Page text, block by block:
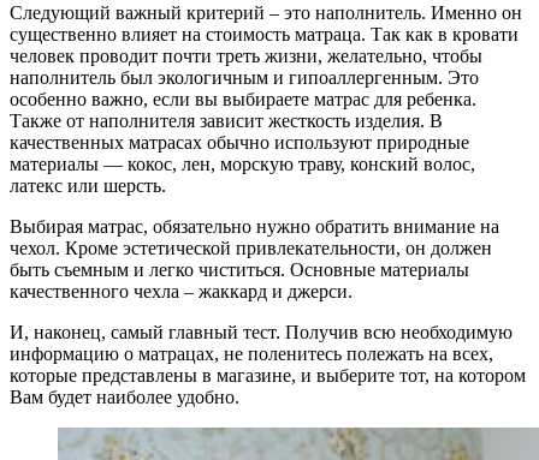
Следующий важный критерий – это наполнитель. Именно он
существенно влияет на стоимость матраца. Так как в кровати
человек проводит почти треть жизни, желательно, чтобы
наполнитель был экологичным и гипоаллергенным. Это
особенно важно, если вы выбираете матрас для ребенка.
Также от наполнителя зависит жесткость изделия. В
качественных матрасах обычно используют природные
материалы — кокос, лен, морскую траву, конский волос,
латекс или шерсть.
Выбирая матрас, обязательно нужно обратить внимание на
чехол. Кроме эстетической привлекательности, он должен
быть съемным и легко чиститься. Основные материалы
качественного чехла – жаккард и джерси.
И, наконец, самый главный тест. Получив всю необходимую
информацию о матрацах, не поленитесь полежать на всех,
которые представлены в магазине, и выберите тот, на котором
Вам будет наиболее удобно.